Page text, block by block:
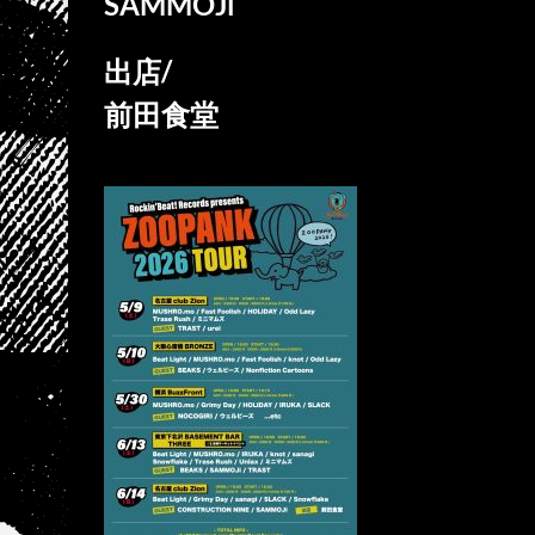
出店/
前田食堂